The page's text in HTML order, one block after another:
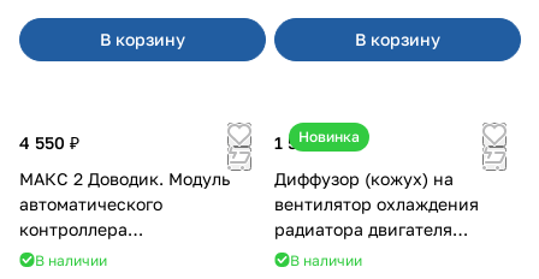
В корзину В корзину
4 550 ₽
МАКС 2 Доводик. Модуль
автоматического
контроллера
стеклоподъемников для
В наличии
Новинка
1 500 ₽
Диффузор (кожух) на
вентилятор охлаждения
радиатора двигателя
Приора 2170 Panasonic
В наличии